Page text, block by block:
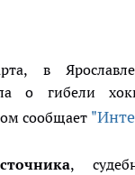
в Ярославле
о гибели
сообщает
,